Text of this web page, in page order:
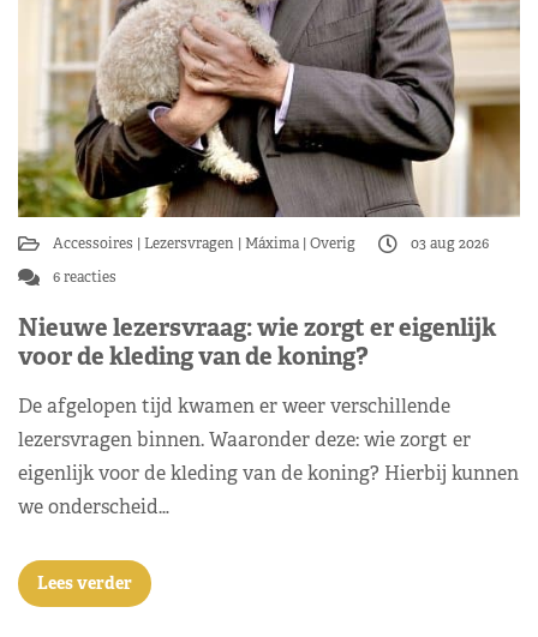
Accessoires Lezersvragen Máxima Overig
03 aug 2026
6 reacties
Nieuwe lezersvraag: wie zorgt er eigenlijk
voor de kleding van de koning?
De afgelopen tijd kwamen er weer verschillende
lezersvragen binnen. Waaronder deze: wie zorgt er
eigenlijk voor de kleding van de koning? Hierbij kunnen
we onderscheid…
Lees verder